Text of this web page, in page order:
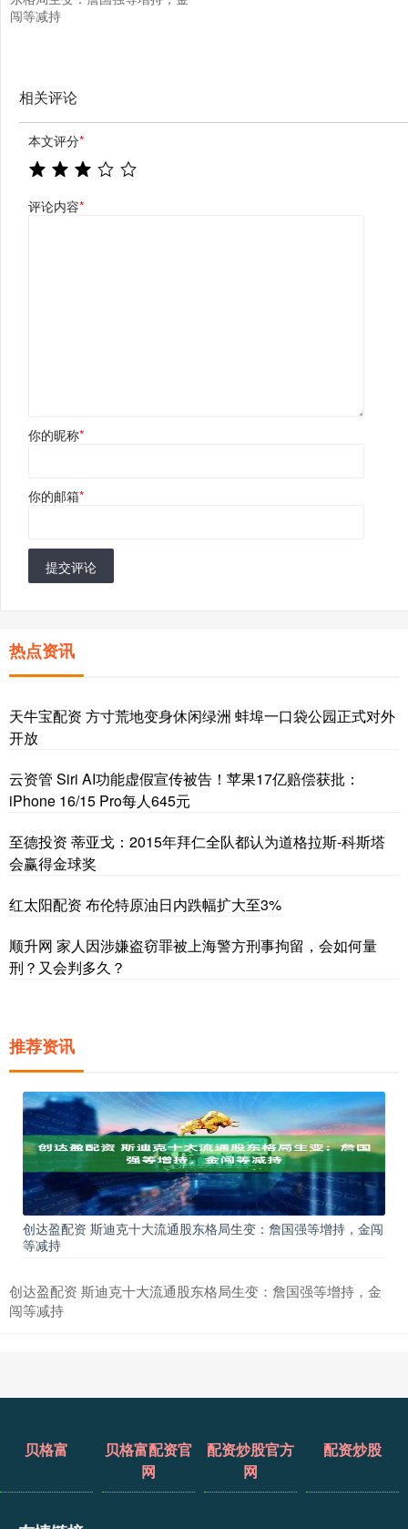
闯等减持
相关评论
本文评分*
评论内容*
你的昵称*
你的邮箱*
提交评论
热点资讯
天牛宝配资 方寸荒地变身休闲绿洲 蚌埠一口袋公园正式对外
开放
云资管 Siri AI功能虚假宣传被告！苹果17亿赔偿获批：
iPhone 16/15 Pro每人645元
至德投资 蒂亚戈：2015年拜仁全队都认为道格拉斯-科斯塔
会赢得金球奖
红太阳配资 布伦特原油日内跌幅扩大至3%
顺升网 家人因涉嫌盗窃罪被上海警方刑事拘留，会如何量
刑？又会判多久？
推荐资讯
创达盈配资 斯迪克十大流通股东格局生变：詹国强等增持，金闯
等减持
创达盈配资 斯迪克十大流通股东格局生变：詹国强等增持，金
闯等减持
贝格富
贝格富配资官
网
配资炒股官方
网
配资炒股